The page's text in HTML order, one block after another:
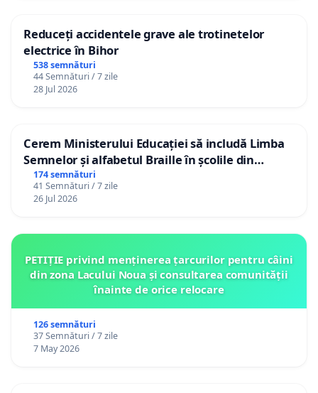
Reduceți accidentele grave ale trotinetelor
electrice în Bihor
538 semnături
44 Semnături / 7 zile
28 Jul 2026
Cerem Ministerului Educației să includă Limba
Semnelor și alfabetul Braille în școlile din
Republica Moldova!
174 semnături
41 Semnături / 7 zile
26 Jul 2026
PETIȚIE privind menținerea țarcurilor pentru câini
din zona Lacului Noua și consultarea comunității
înainte de orice relocare
126 semnături
37 Semnături / 7 zile
7 May 2026